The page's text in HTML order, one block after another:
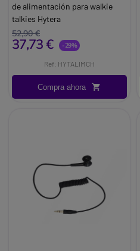
de alimentación para walkie
talkies Hytera
Marca:Hytera
52,90 €
37,73 € -29%
Ref: HYTALIMCH
Compra ahora